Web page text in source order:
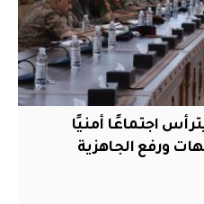
اجتماعًا أمنيًا
ورفع الجاهزية